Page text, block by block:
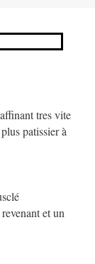
tres vite
patissier à
et un